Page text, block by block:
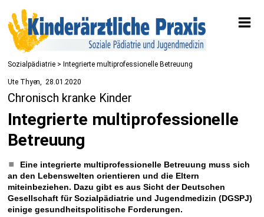
Sozialpädiatrie > Integrierte multiprofessionelle Betreuung
Ute Thyen 28.01.2020
Chronisch kranke Kinder
Integrierte multiprofessionelle
Betreuung
Eine integrierte multiprofessionelle Betreuung muss sich
an den Lebenswelten orientieren und die Eltern
miteinbeziehen. Dazu gibt es aus Sicht der Deutschen
Gesellschaft für Sozialpädiatrie und Jugendmedizin (DGSPJ)
einige gesundheitspolitische Forderungen.